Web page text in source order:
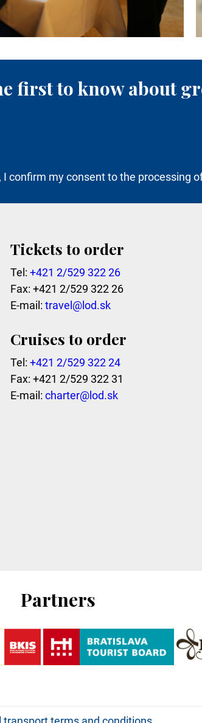
first to know about
confirm my consent to the processing
Tickets to order
Tel: +421 2/529 322 26
Fax: +421 2/529 322 26
E-mail: travel@lod.sk
Cruises to order
Tel: +421 2/529 322 24
Fax: +421 2/529 322 31
E-mail: charter@lod.sk
Partners